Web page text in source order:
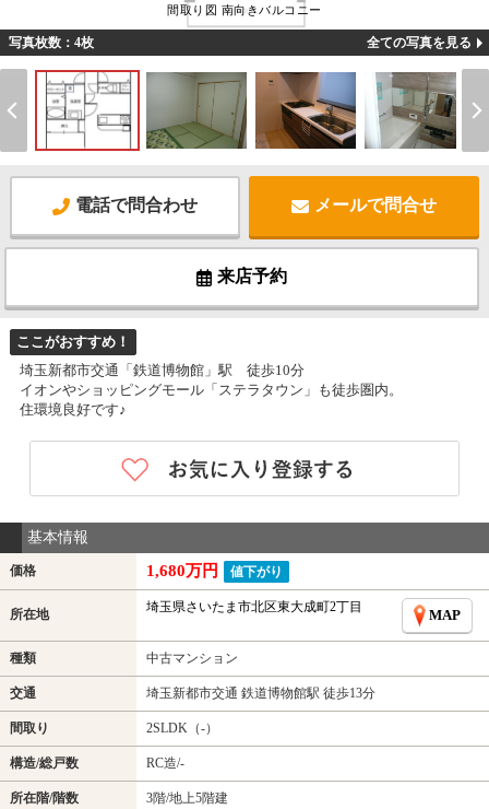
間取り図 南向きバルコニー
写真枚数：4枚 全ての写真を見る
電話で問合わせ メールで問合せ
来店予約
ここがおすすめ！
埼玉新都市交通「鉄道博物館」駅 徒歩10分
イオンやショッピングモール「ステラタウン」も徒歩圏内。
住環境良好です♪
基本情報
価格 1,680万円 値下がり
所在地 埼玉県さいたま市北区東大成町2丁目 MAP
種類 中古マンション
交通 埼玉新都市交通 鉄道博物館駅 徒歩13分
間取り 2SLDK（-）
構造/総戸数 RC造/-
所在階/階数 3階/地上5階建